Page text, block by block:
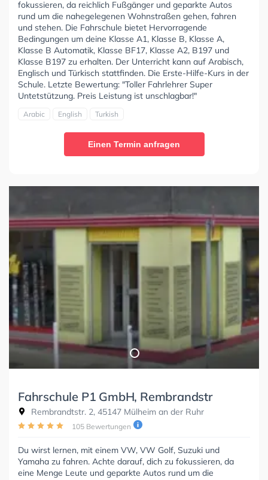
fokussieren, da reichlich Fußgänger und geparkte Autos
rund um die nahegelegenen Wohnstraßen gehen, fahren
und stehen. Die Fahrschule bietet Hervorragende
Bedingungen um deine Klasse A1, Klasse B, Klasse A,
Klasse B Automatik, Klasse BF17, Klasse A2, B197 und
Klasse B197 zu erhalten. Der Unterricht kann auf Arabisch,
Englisch und Türkisch stattfinden. Die Erste-Hilfe-Kurs in der
Schule. Letzte Bewertung: "Toller Fahrlehrer Super
Untetstützung. Preis Leistung ist unschlagbar!"
Arabic English Turkish
Einen Termin anfragen
Fahrschule P1 GmbH, Rembrandstr
Rembrandtstr. 2, 45147 Mülheim an der Ruhr
105 Bewertungen
Du wirst lernen, mit einem VW, VW Golf, Suzuki und
Yamaha zu fahren. Achte darauf, dich zu fokussieren, da
eine Menge Leute und geparkte Autos rund um die